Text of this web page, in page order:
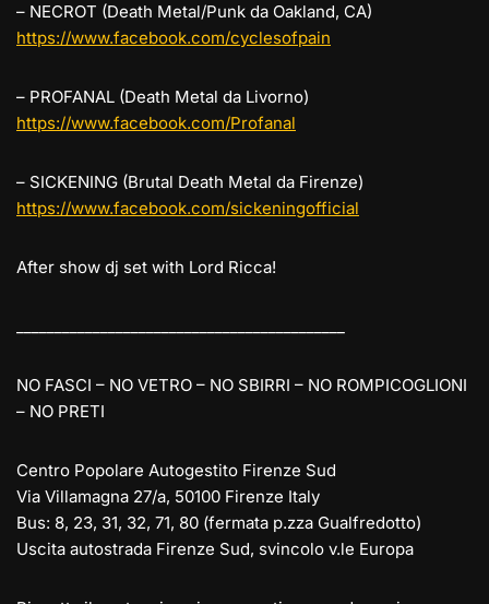
– NECROT (Death Metal/Punk da Oakland, CA)
https://www.facebook.com/cyclesofpain
– PROFANAL (Death Metal da Livorno)
https://www.facebook.com/Profanal
– SICKENING (Brutal Death Metal da Firenze)
https://www.facebook.com/sickeningofficial
After show dj set with Lord Ricca!
NO FASCI – NO VETRO – NO SBIRRI – NO ROMPICOGLIONI
– NO PRETI
Centro Popolare Autogestito Firenze Sud
Via Villamagna 27/a, 50100 Firenze Italy
Bus: 8, 23, 31, 32, 71, 80 (fermata p.zza Gualfredotto)
Uscita autostrada Firenze Sud, svincolo v.le Europa